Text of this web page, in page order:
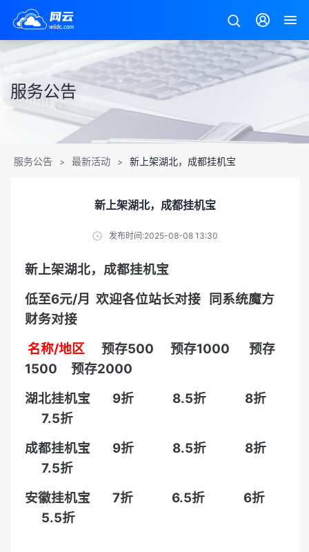
服务公告
服务公告 > 最新活动 > 新上架湖北，成都挂机宝
新上架湖北，成都挂机宝
发布时间:2025-08-08 13:30
新上架湖北，成都挂机宝
低至6元/月 欢迎各位站长对接 同系统魔方
财务对接
名称/地区 预存500 预存1000 预存
1500 预存2000
湖北挂机宝 9折 8.5折 8折
7.5折
成都挂机宝 9折 8.5折 8折
7.5折
安徽挂机宝 7折 6.5折 6折
5.5折